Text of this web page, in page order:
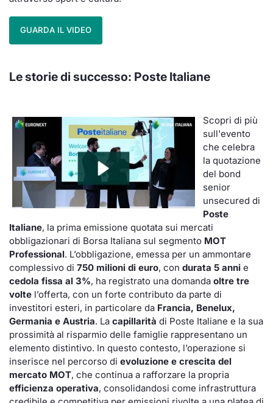
GUARDA IL VIDEO
Le storie di successo: Poste Italiane
Scopri di più
sull'evento
che celebra
la quotazione
del bond
senior
unsecured di
Poste
Italiane, la prima emissione quotata sui mercati
obbligazionari di Borsa Italiana sul segmento MOT
Professional. L’obbligazione, emessa per un ammontare
complessivo di 750 milioni di euro, con durata 5 anni e
cedola fissa al 3%, ha registrato una domanda oltre tre
volte l’offerta, con un forte contributo da parte di
investitori esteri, in particolare da Francia, Benelux,
Germania e Austria. La capillarità di Poste Italiane e la sua
prossimità al risparmio delle famiglie rappresentano un
elemento distintivo. In questo contesto, l’operazione si
inserisce nel percorso di evoluzione e crescita del
mercato MOT, che continua a rafforzare la propria
efficienza operativa, consolidandosi come infrastruttura